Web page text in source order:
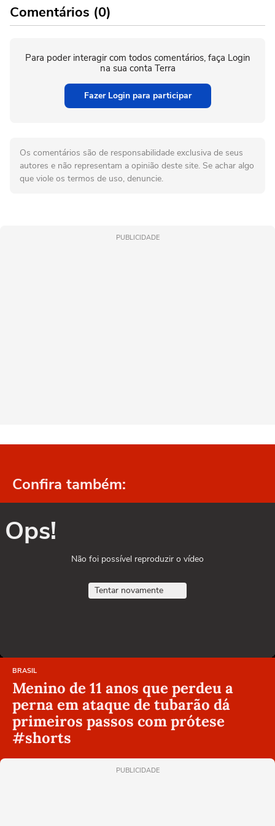
Comentários (0)
Para poder interagir com todos comentários, faça Login
na sua conta Terra
Fazer Login para participar
Os comentários são de responsabilidade exclusiva de seus
autores e não representam a opinião deste site. Se achar algo
que viole os termos de uso, denuncie.
PUBLICIDADE
Confira também:
Ops!
Não foi possível reproduzir o vídeo
Tentar novamente
BRASIL
Menino de 11 anos que perdeu a
perna em ataque de tubarão dá
primeiros passos com prótese
#shorts
PUBLICIDADE